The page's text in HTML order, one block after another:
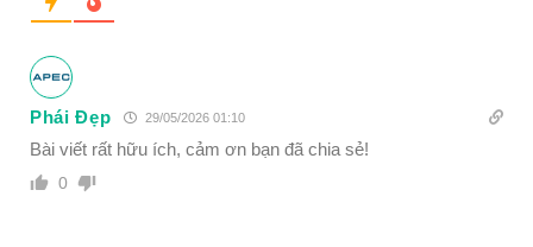
Phái Đẹp 29/05/2026 01:10
Bài viết rất hữu ích, cảm ơn bạn đã chia sẻ!
0